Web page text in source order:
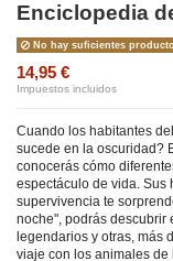
Enciclopedia
No hay suficientes
14,95 €
Impuestos incluidos
Cuando los habitantes
sucede en la oscuridad?
conocerás cómo
espectáculo de vida. Sus
supervivencia te
noche", podrás descubrir
legendarios y otras, más
viaje con los animales de